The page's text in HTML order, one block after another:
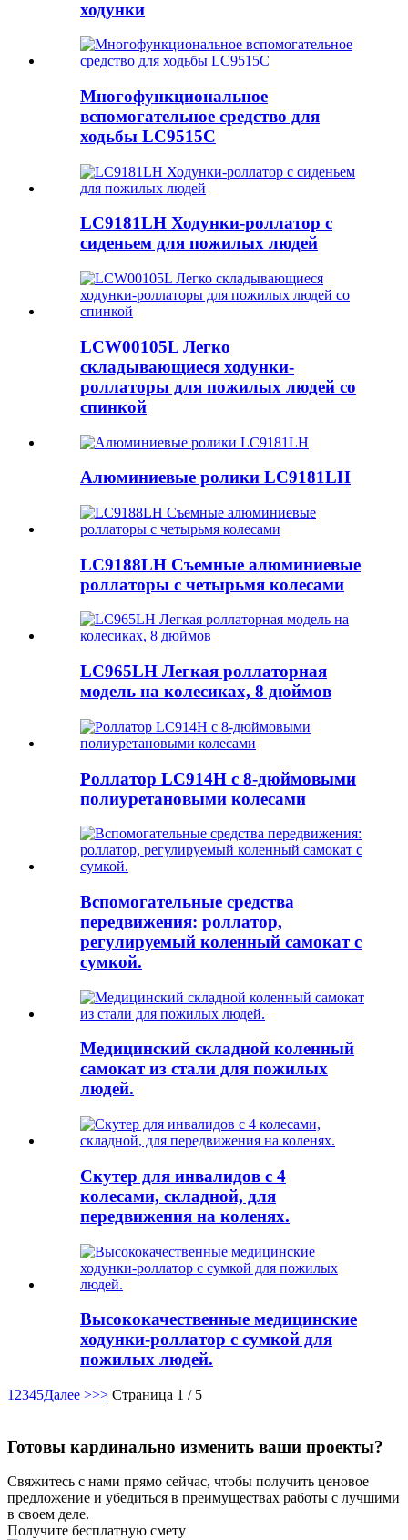
ходунки
Многофункциональное
вспомогательное средство для
ходьбы LC9515C
LC9181LH Ходунки-роллатор с
сиденьем для пожилых людей
LCW00105L Легко
складывающиеся ходунки-
роллаторы для пожилых людей со
спинкой
Алюминиевые ролики LC9181LH
LC9188LH Съемные алюминиевые
роллаторы с четырьмя колесами
LC965LH Легкая роллаторная
модель на колесиках, 8 дюймов
Роллатор LC914H с 8-дюймовыми
полиуретановыми колесами
Вспомогательные средства
передвижения: роллатор,
регулируемый коленный самокат с
сумкой.
Медицинский складной коленный
самокат из стали для пожилых
людей.
Скутер для инвалидов с 4
колесами, складной, для
передвижения на коленях.
Высококачественные медицинские
ходунки-роллатор с сумкой для
пожилых людей.
1 2345Далее >>> Страница 1 / 5
Готовы кардинально изменить ваши проекты?
Свяжитесь с нами прямо сейчас, чтобы получить ценовое
предложение и убедиться в преимуществах работы с лучшими
в своем деле.
Получите бесплатную смету